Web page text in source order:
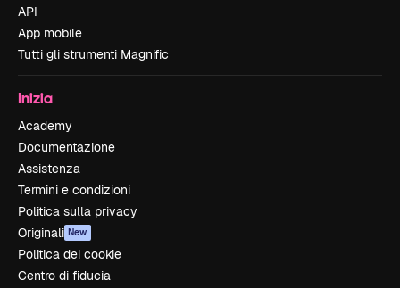
API
App mobile
Tutti gli strumenti Magnific
Inizia
Academy
Documentazione
Assistenza
Termini e condizioni
Politica sulla privacy
Originali New
Politica dei cookie
Centro di fiducia